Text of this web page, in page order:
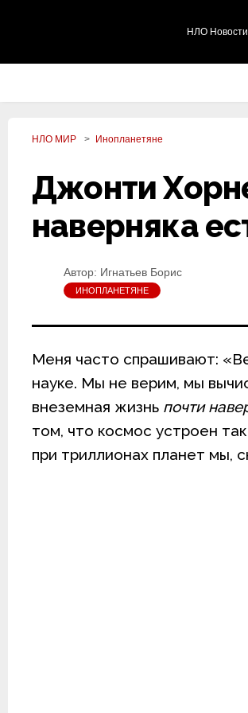
НЛО Новости
НЛО МИР Инопланетяне
Джонти
наверняка
Автор: Игнатьев Борис
ИНОПЛАНЕТЯНЕ
Меня часто спрашивают:
науке. Мы не верим, мы
внеземная жизнь почти
том, что космос устроен
при триллионах планет мы,